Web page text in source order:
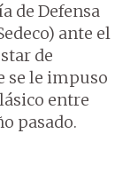
de Defensa
ante el
de
se le impuso
entre
pasado.